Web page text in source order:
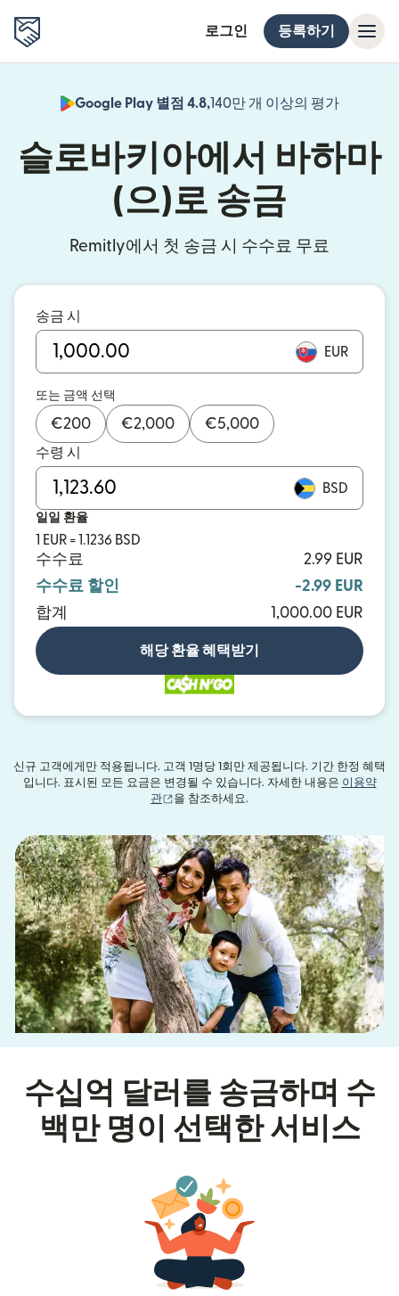
로그인 등록하기
Google Play 별점 4.8,140만 개 이상의 평가
슬로바키아에서 바하마
(으)로 송금
Remitly에서 첫 송금 시 수수료 무료
송금 시
EUR
또는 금액 선택
€200 €2,000 €5,000
수령 시
BSD
일일 환율
1 EUR = 1.1236 BSD
수수료
2.99 EUR
수수료 할인
-2.99 EUR
합계
1,000.00 EUR
해당 환율 혜택받기
신규 고객에게만 적용됩니다. 고객 1명당 1회만 제공됩니다. 기간 한정 혜택
입니다. 표시된 모든 요금은 변경될 수 있습니다. 자세한 내용은 이용약
관
(새 창에서 열림)
을 참조하세요.
수십억 달러를 송금하며 수
백만 명이 선택한 서비스